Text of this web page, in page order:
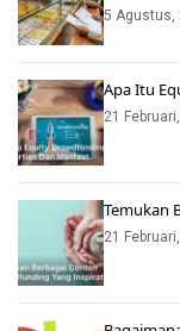
5 Agustus,
Apa Itu
21
Temukan
21